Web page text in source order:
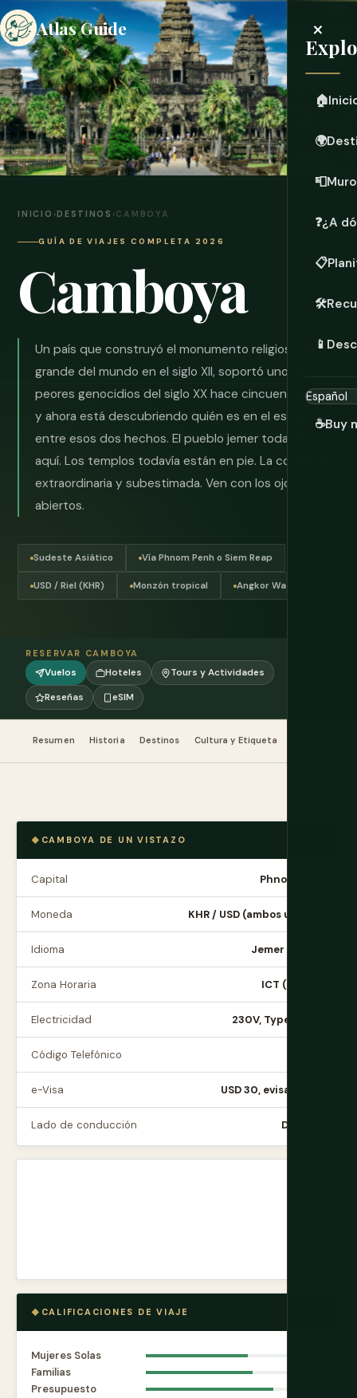
Atlas Guide ×
🏠
🌍
📮
❓¿A
📋
🛠️
📱
☕Buy
INICIO ›DESTINOS ›CAMBOYA
GUÍA DE VIAJES COMPLETA 2026
Camboya
Un país que construyó el monumento religioso más
grande del mundo en el siglo XII, soportó uno de los
peores genocidios del siglo XX hace cincuenta años,
y ahora está descubriendo quién es en el espacio
entre esos dos hechos. El pueblo jemer todavía está
aquí. Los templos todavía están en pie. La comida es
extraordinaria y subestimada. Ven con los ojos
abiertos.
Sudeste Asiático Vía Phnom Penh o Siem Reap
USD / Riel (KHR) Monzón tropical Angkor Wat
RESERVAR CAMBOYA
Vuelos Hoteles
Tours y Actividades
Reseñas
eSIM
Resumen Historia Destinos Cultura y Etiqueta
CAMBOYA DE UN VISTAZO
Capital Phnom Penh
Moneda KHR / USD (ambos usados)
Idioma Jemer / Inglés
Zona Horaria ICT (UTC+7)
Electricidad 230V, Type A/C/G
Código Telefónico
e-Visa USD 30, evisa.gov.kh
Lado de conducción Derecho
CALIFICACIONES DE VIAJE
Mujeres Solas
Familias
Presupuesto